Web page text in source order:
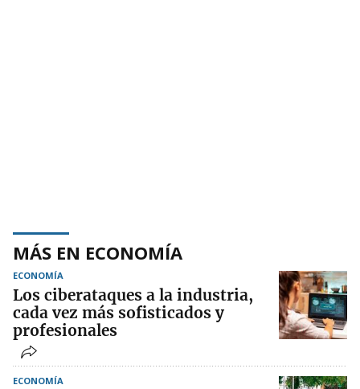
MÁS EN ECONOMÍA
ECONOMÍA
Los ciberataques a la industria,
cada vez más sofisticados y
profesionales
ECONOMÍA